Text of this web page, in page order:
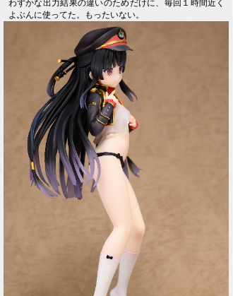
わずかな出力結果の違いのためだけに、毎回１時間近く
よぶんに使ってた。もったいない。